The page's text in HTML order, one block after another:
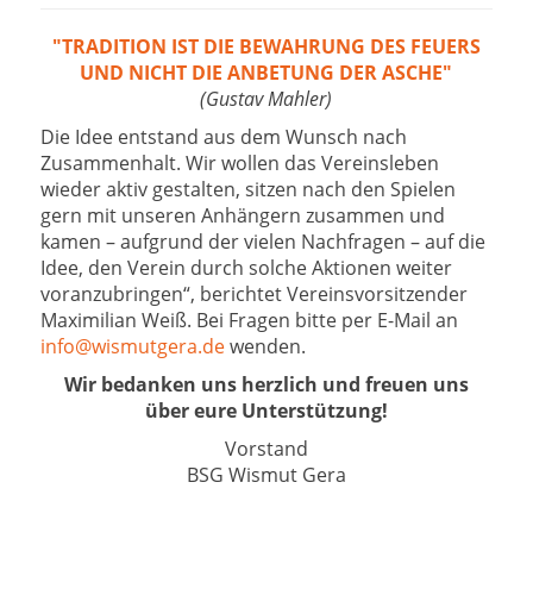
"TRADITION IST DIE BEWAHRUNG DES FEUERS
UND NICHT DIE ANBETUNG DER ASCHE"
(Gustav Mahler)
Die Idee entstand aus dem Wunsch nach
Zusammenhalt. Wir wollen das Vereinsleben
wieder aktiv gestalten, sitzen nach den Spielen
gern mit unseren Anhängern zusammen und
kamen – aufgrund der vielen Nachfragen – auf die
Idee, den Verein durch solche Aktionen weiter
voranzubringen“, berichtet Vereinsvorsitzender
Maximilian Weiß. Bei Fragen bitte per E-Mail an
info@wismutgera.dewenden.
Wir bedanken uns herzlich und freuen uns
über eure Unterstützung!
Vorstand
BSG Wismut Gera